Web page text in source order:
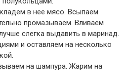
в нее мясо. Всыпаем
промазываем. Вливаем
слегка выдавить в маринад.
и оставляем на несколько
на шампура. Жарим на